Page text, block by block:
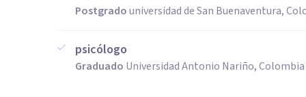
Postgradouniversidad de San Buenaventura,
psicólogo
Graduado Universidad Antonio Nariño, Colombia